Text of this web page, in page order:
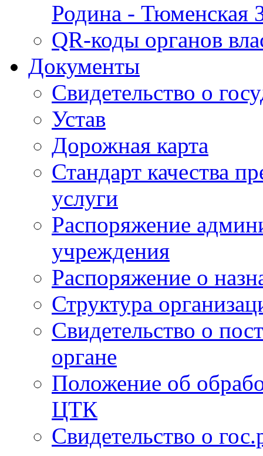
Родина - Тюменская
QR-коды органов
Документы
Свидетельство о
Устав
Дорожная карта
Стандарт качества
услуги
Распоряжение
учреждения
Распоряжение о
Структура
Свидетельство о
органе
Положение об
ЦТК
Свидетельство о